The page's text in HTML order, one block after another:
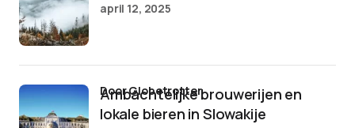
april 12, 2025
Ambachtelijke brouwerijen en
lokale bieren in Slowakije
door Globetrotter